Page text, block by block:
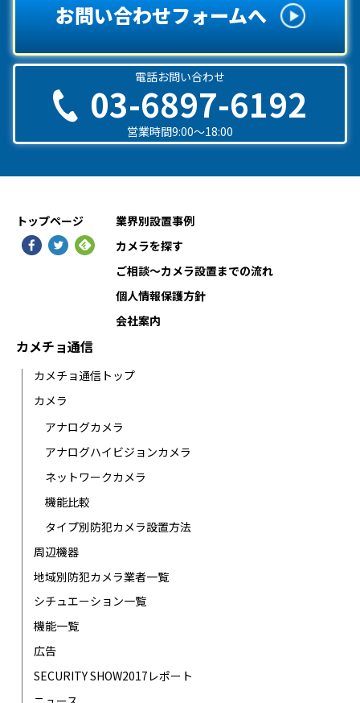
お問い合わせフォームへ
電話お問い合わせ
03-6897-6192
営業時間9:00〜18:00
トップページ
業界別設置事例
カメラを探す
ご相談〜カメラ設置までの流れ
個人情報保護方針
会社案内
カメチョ通信
カメチョ通信トップ
カメラ
アナログカメラ
アナログハイビジョンカメラ
ネットワークカメラ
機能比較
タイプ別防犯カメラ設置方法
周辺機器
地域別防犯カメラ業者一覧
シチュエーション一覧
機能一覧
広告
SECURITY SHOW2017レポート